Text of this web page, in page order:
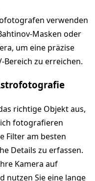
verwenden
Masken oder
um eine präzise
Bereich zu erreichen.
richtige Objekt aus,
fotografieren
Filter am besten
Details zu erfassen.
Kamera auf
nutzen Sie eine lange